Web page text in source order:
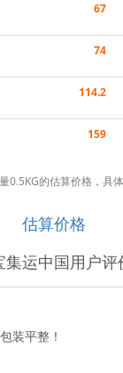
67
74
114.2
159
0.5KG的估算价格，具
估算价格
集运中国用户评
装平整！